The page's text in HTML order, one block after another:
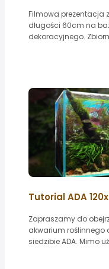
Filmowa prezentacja
długości 60cm na
dekoracyjnego.
Tutorial ADA
Zapraszamy do
akwarium roślinnego
siedzibie ADA. Mimo